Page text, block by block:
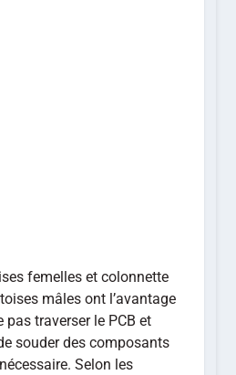
femelles et colonnette
mâles ont l’avantage
traverser le PCB et
souder des composants
Selon les